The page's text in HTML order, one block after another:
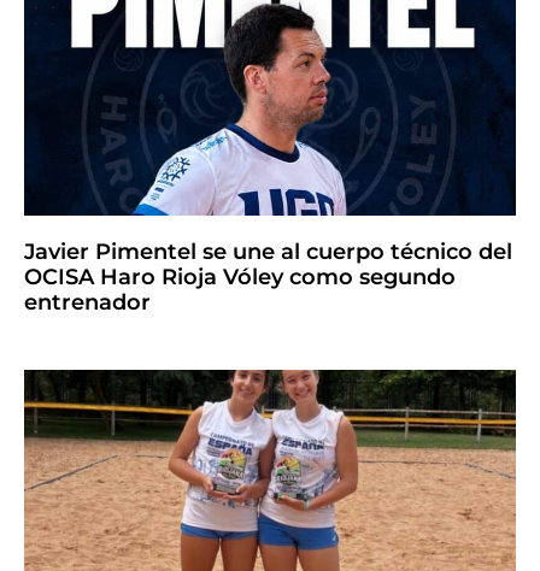
Javier Pimentel se une al cuerpo técnico del
OCISA Haro Rioja Vóley como segundo
entrenador